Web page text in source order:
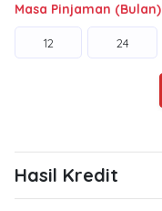
Masa Pinjaman (Bulan)
12 24
Hasil Kredit